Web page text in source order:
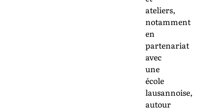
ateliers,
notamment
en
partenariat
avec
une
école
lausannoise,
autour